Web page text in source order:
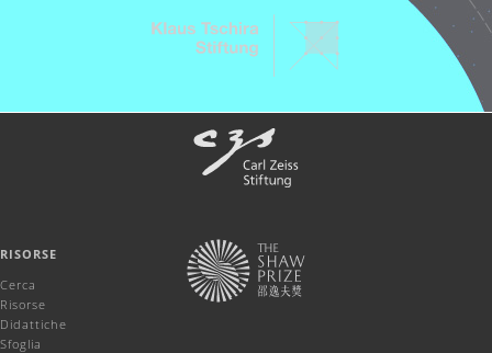
RISORSE
Cerca
Risorse
Didattiche
Sfoglia